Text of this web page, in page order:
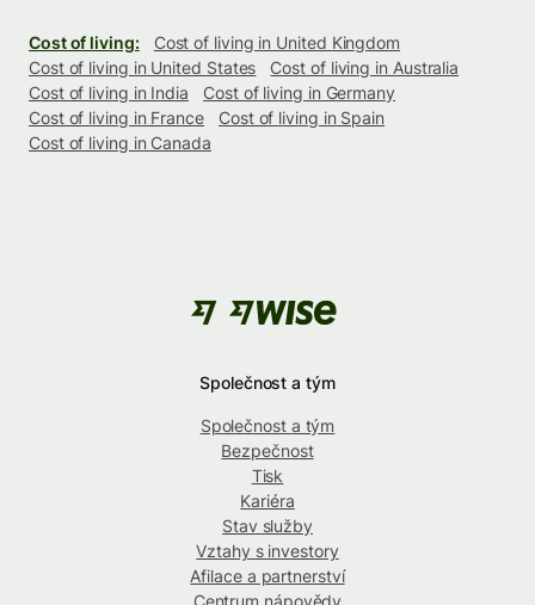
Cost of living:
Cost of living in United Kingdom
Cost of living in United States
Cost of living in Australia
Cost of living in India
Cost of living in Germany
Cost of living in France
Cost of living in Spain
Cost of living in Canada
Společnost a tým
Společnost a tým
Bezpečnost
Tisk
Kariéra
Stav služby
Vztahy s investory
Afilace a partnerství
Centrum nápovědy